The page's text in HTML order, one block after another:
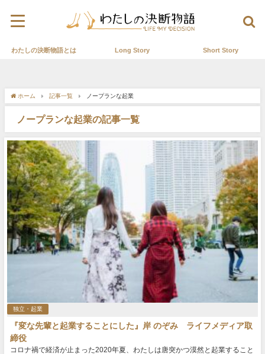
わたしの決断物語とは Long Story Short Story
ホーム 記事一覧 ノープランな起業
ノープランな起業の記事一覧
独立・起業
『変な先輩と起業することにした』岸 のぞみ ライフメディア取
締役
コロナ禍で経済が止まった2020年夏、わたしは唐突かつ漠然と起業すること